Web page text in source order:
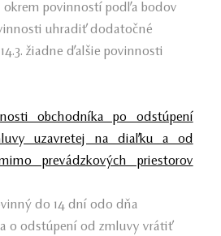
okrem povinností podľa bodov
uhradiť dodatočné
žiadne ďalšie povinnosti
obchodníka po odstúpení
uzavretej na diaľku a od
prevádzkových priestorov
do 14 dní odo dňa
o odstúpení od zmluvy vrátiť